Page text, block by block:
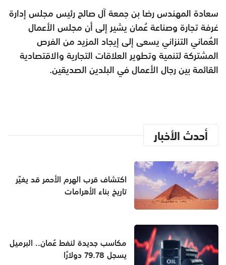
سعادة المهندس رضا بن جمعة آل صالح رئيس مجلس إدارة
غرفة تجارة وصناعة عُمان يشير إلى أن مجلس الأعمال
العُماني التنزاني يسعى إلى إيجاد المزيد من الفرص
المشتركة لتنمية وتطوير العلاقات التجارية والاقتصادية
القائمة بين رجال الأعمال في البلدين الصديقين.
أحدث الأخبار
اكتشاف قرب الهرم الأحمر قد يغيّر
تاريخ بناء الأهرامات
مكاسب جديدة لنفط عُمان.. البرميل
يسجل 79.78 دولارًا